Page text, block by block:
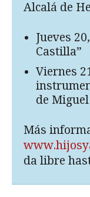
Alcalá de
Jueves
Castilla”
Viernes
de
Más
da libre